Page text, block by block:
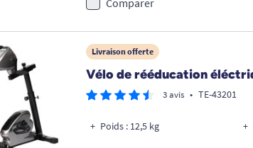
Comparer
Livraison offerte
Vélo de rééducation
3 avis • TE-43201
Poids : 12,5 kg